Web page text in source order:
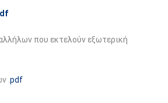
που εκτελούν εξωτερική
. pdf